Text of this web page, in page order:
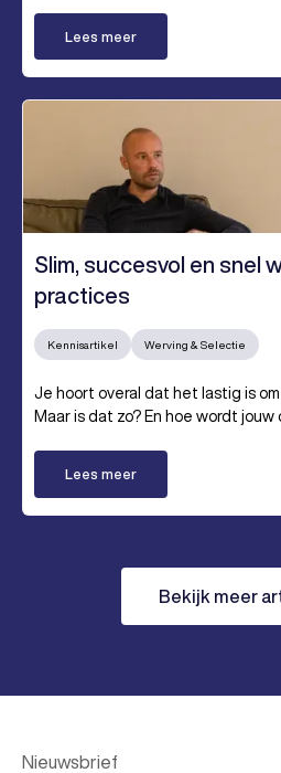
Lees meer
Slim, succesvol en snel
practices
Kennisartikel Werving & Selectie
Je hoort overal dat het lastig is
Maar is dat zo? En hoe wordt
Lees meer
Bekijk meer
Nieuwsbrief